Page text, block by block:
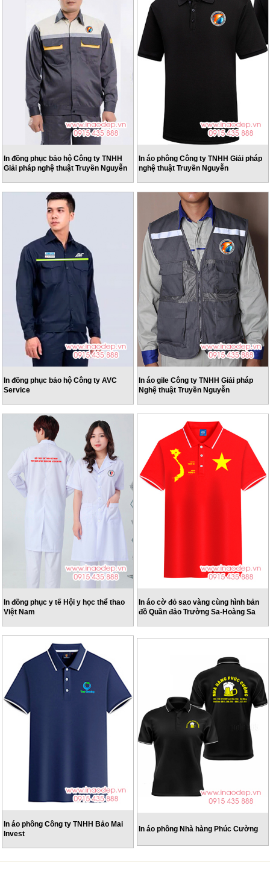
In đồng phục bảo hộ Công ty TNHH
Giải pháp nghệ thuật Truyền Nguyễn
In áo phông Công ty TNHH Giải pháp
nghệ thuật Truyền Nguyễn
In đồng phục bảo hộ Công ty AVC
Service
In áo gile Công ty TNHH Giải pháp
Nghệ thuật Truyền Nguyễn
In đồng phục y tế Hội y học thể thao
Việt Nam
In áo cờ đỏ sao vàng cùng hình bản
đồ Quần đảo Trường Sa-Hoàng Sa
In áo phông Công ty TNHH Bảo Mai
Invest
In áo phông Nhà hàng Phúc Cường